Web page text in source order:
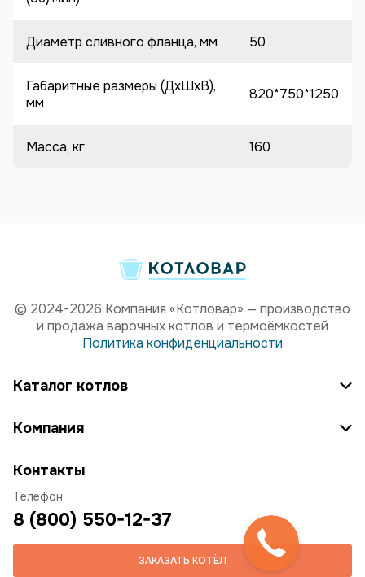
Диаметр сливного фланца, мм 50
Габаритные размеры (ДхШхВ),
мм
820*750*1250
Масса, кг 160
© 2024-2026 Компания «Котловар» — производство
и продажа варочных котлов и термоёмкостей
Политика конфиденциальности
Каталог котлов
Компания
Контакты
Телефон
8 (800) 550-12-37
ЗАКАЗАТЬ КОТЁЛ